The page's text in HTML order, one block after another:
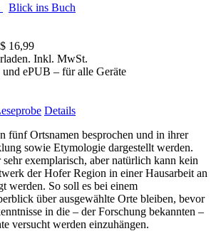
Blick ins Buch
16,99
Inkl. MwSt.
ePUB – für alle Geräte
Details
fünf Ortsnamen besprochen und in ihrer
sowie Etymologie dargestellt werden.
exemplarisch, aber natürlich kann kein
der Hofer Region in einer Hausarbeit an
werden. So soll es bei einem
über ausgewählte Orte bleiben, bevor
in die – der Forschung bekannten –
versucht werden einzuhängen.